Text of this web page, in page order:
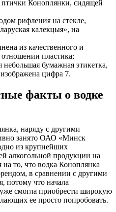
птички Коноплянки, сидящей
рифления на стекле,
калекцыя», на
из качественного и
пластика;
бумажная этикетка,
цифра 7.
факты о водке
наряду с другими
занято ОАО «Минск
из крупнейших
алкогольной продукции на
то, что водка Коноплянка
в сравнении с другими
потому что начала
смогла приобрести широкую
ее просто попробовать.